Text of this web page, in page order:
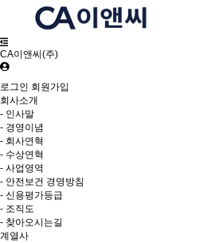
CA이앤씨(주)
로그인 회원가입
회사소개
- 인사말
- 경영이념
- 회사연혁
- 수상연혁
- 사업영역
- 안전보건 경영방침
- 신용평가등급
- 조직도
- 찾아오시는길
계열사